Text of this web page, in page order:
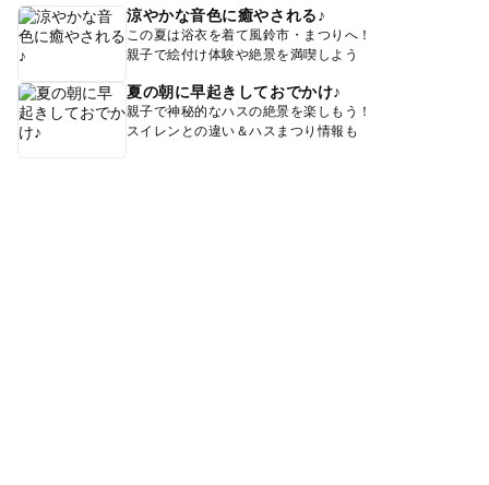
GW(ゴールデンウィーク)2027 夜まで遊べる
スパ・温泉
涼やかな音色に癒やされる♪
この夏は浴衣を着て風鈴市・まつりへ！
親子で絵付け体験や絶景を満喫しよう
夏の朝に早起きしておでかけ♪
親子で神秘的なハスの絶景を楽しもう！
スイレンとの違い＆ハスまつり情報も